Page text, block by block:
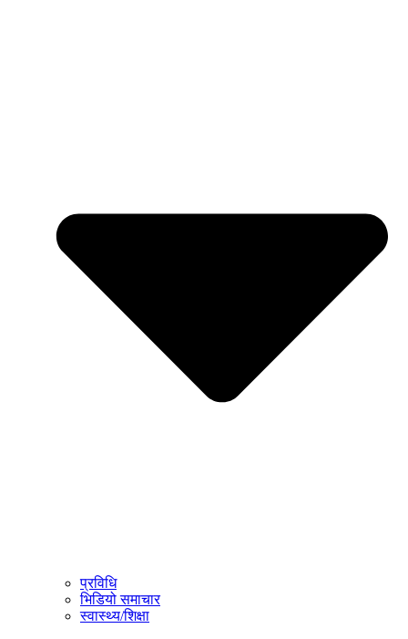
प्रविधि
भिडियो समाचार
स्वास्थ्य/शिक्षा